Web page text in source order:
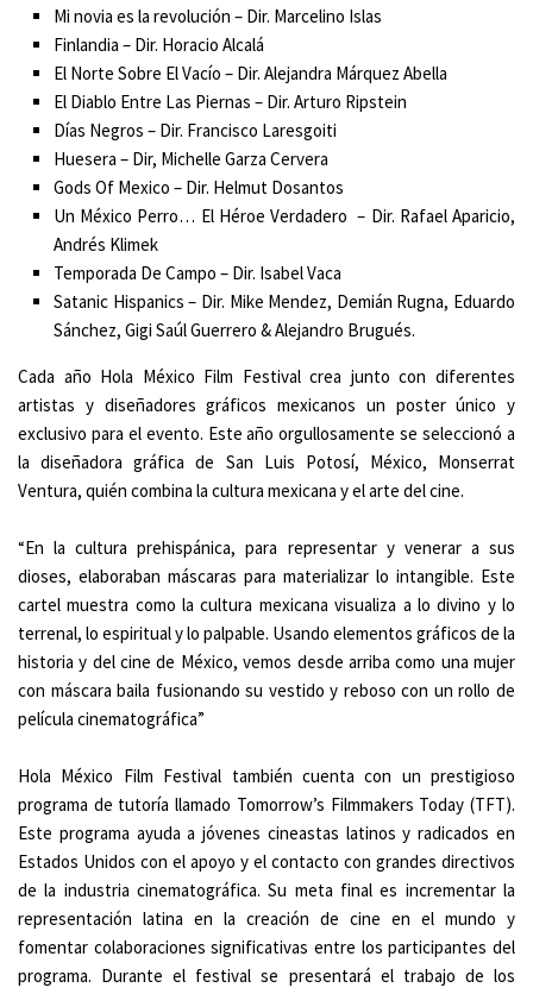
Mi novia es la revolución – Dir. Marcelino Islas
Finlandia – Dir. Horacio Alcalá
El Norte Sobre El Vacío – Dir. Alejandra Márquez Abella
El Diablo Entre Las Piernas – Dir. Arturo Ripstein
Días Negros – Dir. Francisco Laresgoiti
Huesera – Dir, Michelle Garza Cervera
Gods Of Mexico – Dir. Helmut Dosantos
Un México Perro… El Héroe Verdadero – Dir. Rafael Aparicio,
Andrés Klimek
Temporada De Campo – Dir. Isabel Vaca
Satanic Hispanics – Dir. Mike Mendez, Demián Rugna, Eduardo
Sánchez, Gigi Saúl Guerrero & Alejandro Brugués.
Cada año Hola México Film Festival crea junto con diferentes
artistas y diseñadores gráficos mexicanos un poster único y
exclusivo para el evento. Este año orgullosamente se seleccionó a
la diseñadora gráfica de San Luis Potosí, México, Monserrat
Ventura, quién combina la cultura mexicana y el arte del cine.
“En la cultura prehispánica, para representar y venerar a sus
dioses, elaboraban máscaras para materializar lo intangible. Este
cartel muestra como la cultura mexicana visualiza a lo divino y lo
terrenal, lo espiritual y lo palpable. Usando elementos gráficos de la
historia y del cine de México, vemos desde arriba como una mujer
con máscara baila fusionando su vestido y reboso con un rollo de
película cinematográfica”
Hola México Film Festival también cuenta con un prestigioso
programa de tutoría llamado Tomorrow’s Filmmakers Today (TFT).
Este programa ayuda a jóvenes cineastas latinos y radicados en
Estados Unidos con el apoyo y el contacto con grandes directivos
de la industria cinematográfica. Su meta final es incrementar la
representación latina en la creación de cine en el mundo y
fomentar colaboraciones significativas entre los participantes del
programa. Durante el festival se presentará el trabajo de los